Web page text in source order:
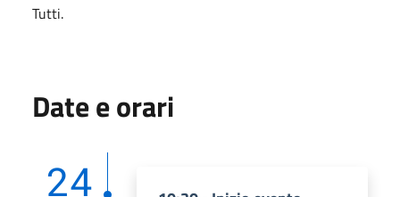
Tutti.
Date e orari
24